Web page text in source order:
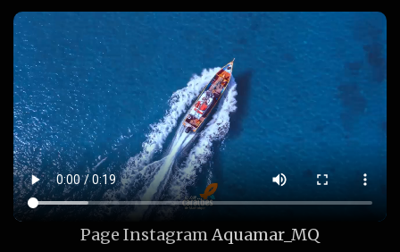
Page Instagram Aquamar_MQ